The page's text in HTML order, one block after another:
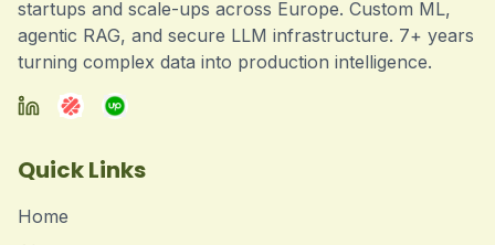
startups and scale-ups across Europe. Custom ML,
agentic RAG, and secure LLM infrastructure. 7+ years
turning complex data into production intelligence.
Quick Links
Home